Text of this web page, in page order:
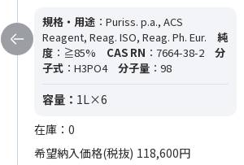
規格・用途 ：Puriss. p.a., ACS
Reagent, Reag. ISO, Reag. Ph. Eur.
純
度 ：≧85% CAS RN ：7664-38-2
分
子式 ：H3PO4 分子量 ：98
容量： 1L×6
在庫：0
希望納入価格(税抜) 118,600円